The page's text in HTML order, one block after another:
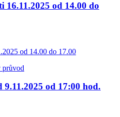
od 14.00 do
od 14.00 do 17.00
od 17:00 hod.